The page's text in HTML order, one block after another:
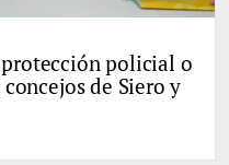
protección policial o
de Siero y